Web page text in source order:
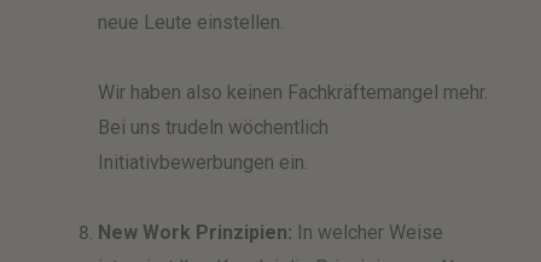
neue Leute einstellen.
Wir haben also keinen Fachkräftemangel mehr.
Bei uns trudeln wöchentlich
Initiativbewerbungen ein.
New Work Prinzipien: In welcher Weise